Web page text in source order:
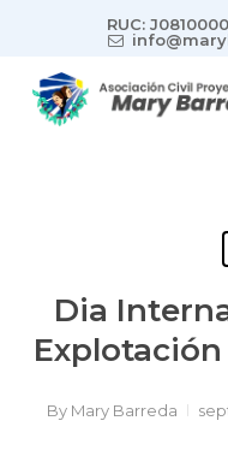
main
content
RUC:
Dia
By Mary Barreda